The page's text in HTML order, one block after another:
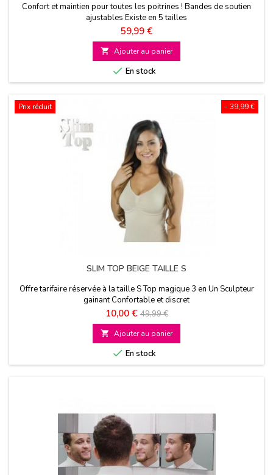
Confort et maintien pour toutes les poitrines ! Bandes de soutien
ajustables Existe en 5 tailles
Prix
59,99 €
 Ajouter au panier
 En stock
- 39,99 €
Prix réduit
SLIM TOP BEIGE TAILLE S
Offre tarifaire réservée à la taille S Top magique 3 en Un Sculpteur
gainant Confortable et discret
Prix
10,00 € Prix
de
base
49,99 €
 Ajouter au panier
 En stock